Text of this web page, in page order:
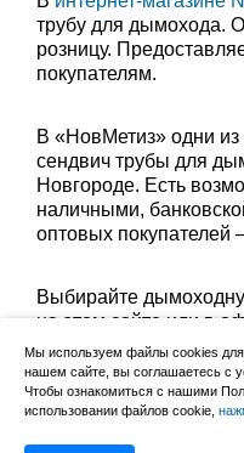
трубу для дымохода.
розницу.
покупателям.
В «НовМетиз» одни
сендвич трубы для
Новгороде. Есть
наличными,
оптовых покупателей
Выбирайте
на этом сайте или в
Великий Новгород,
будням с 9:00 до
Забрать заказ можно
оформить доставку
Мы используем файлы cookies
нашем сайте, вы соглашаетесь с
Чтобы ознакомиться с нашими
использовании файлов cookie,